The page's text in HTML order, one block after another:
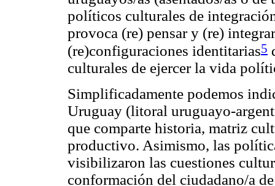
políticos culturales de
provoca (re) pensar y (re)
(re)configuraciones identitarias5
culturales de ejercer la vida
Simplificadamente podemos
Uruguay (litoral uruguayo-
que comparte historia, matriz
productivo. Asimismo, las
visibilizaron las cuestiones
conformación del ciudadano/a